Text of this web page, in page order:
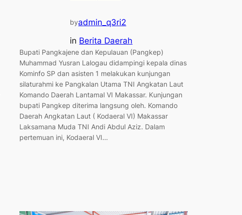
byadmin_q3ri2
in Berita Daerah
Bupati Pangkajene dan Kepulauan (Pangkep)
Muhammad Yusran Lalogau didampingi kepala dinas
Kominfo SP dan asisten 1 melakukan kunjungan
silaturahmi ke Pangkalan Utama TNI Angkatan Laut
Komando Daerah Lantamal VI Makassar. Kunjungan
bupati Pangkep diterima langsung oleh. Komando
Daerah Angkatan Laut ( Kodaeral VI) Makassar
Laksamana Muda TNI Andi Abdul Aziz. Dalam
pertemuan ini, Kodaeral VI…